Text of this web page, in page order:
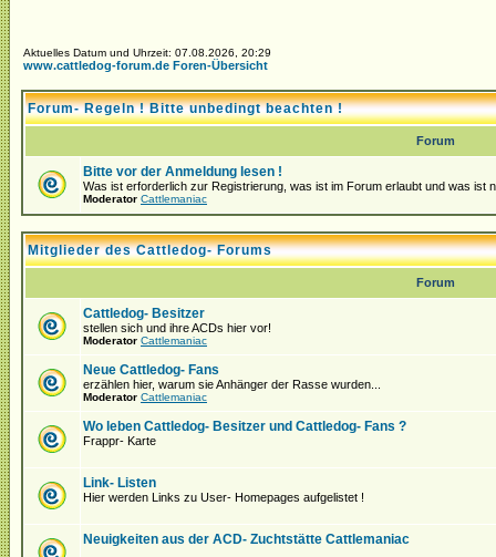
Aktuelles Datum und Uhrzeit: 07.08.2026, 20:29
www.cattledog-forum.de Foren-Übersicht
Forum- Regeln ! Bitte unbedingt beachten !
Forum
Bitte vor der Anmeldung lesen !
Was ist erforderlich zur Registrierung, was ist im Forum erlaubt und was ist
Moderator Cattlemaniac
Mitglieder des Cattledog- Forums
Forum
Cattledog- Besitzer
stellen sich und ihre ACDs hier vor!
Moderator Cattlemaniac
Neue Cattledog- Fans
erzählen hier, warum sie Anhänger der Rasse wurden...
Moderator Cattlemaniac
Wo leben Cattledog- Besitzer und Cattledog- Fans ?
Frappr- Karte
Link- Listen
Hier werden Links zu User- Homepages aufgelistet !
Neuigkeiten aus der ACD- Zuchtstätte Cattlemaniac